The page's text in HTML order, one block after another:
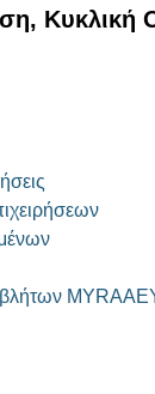
Κυκλική